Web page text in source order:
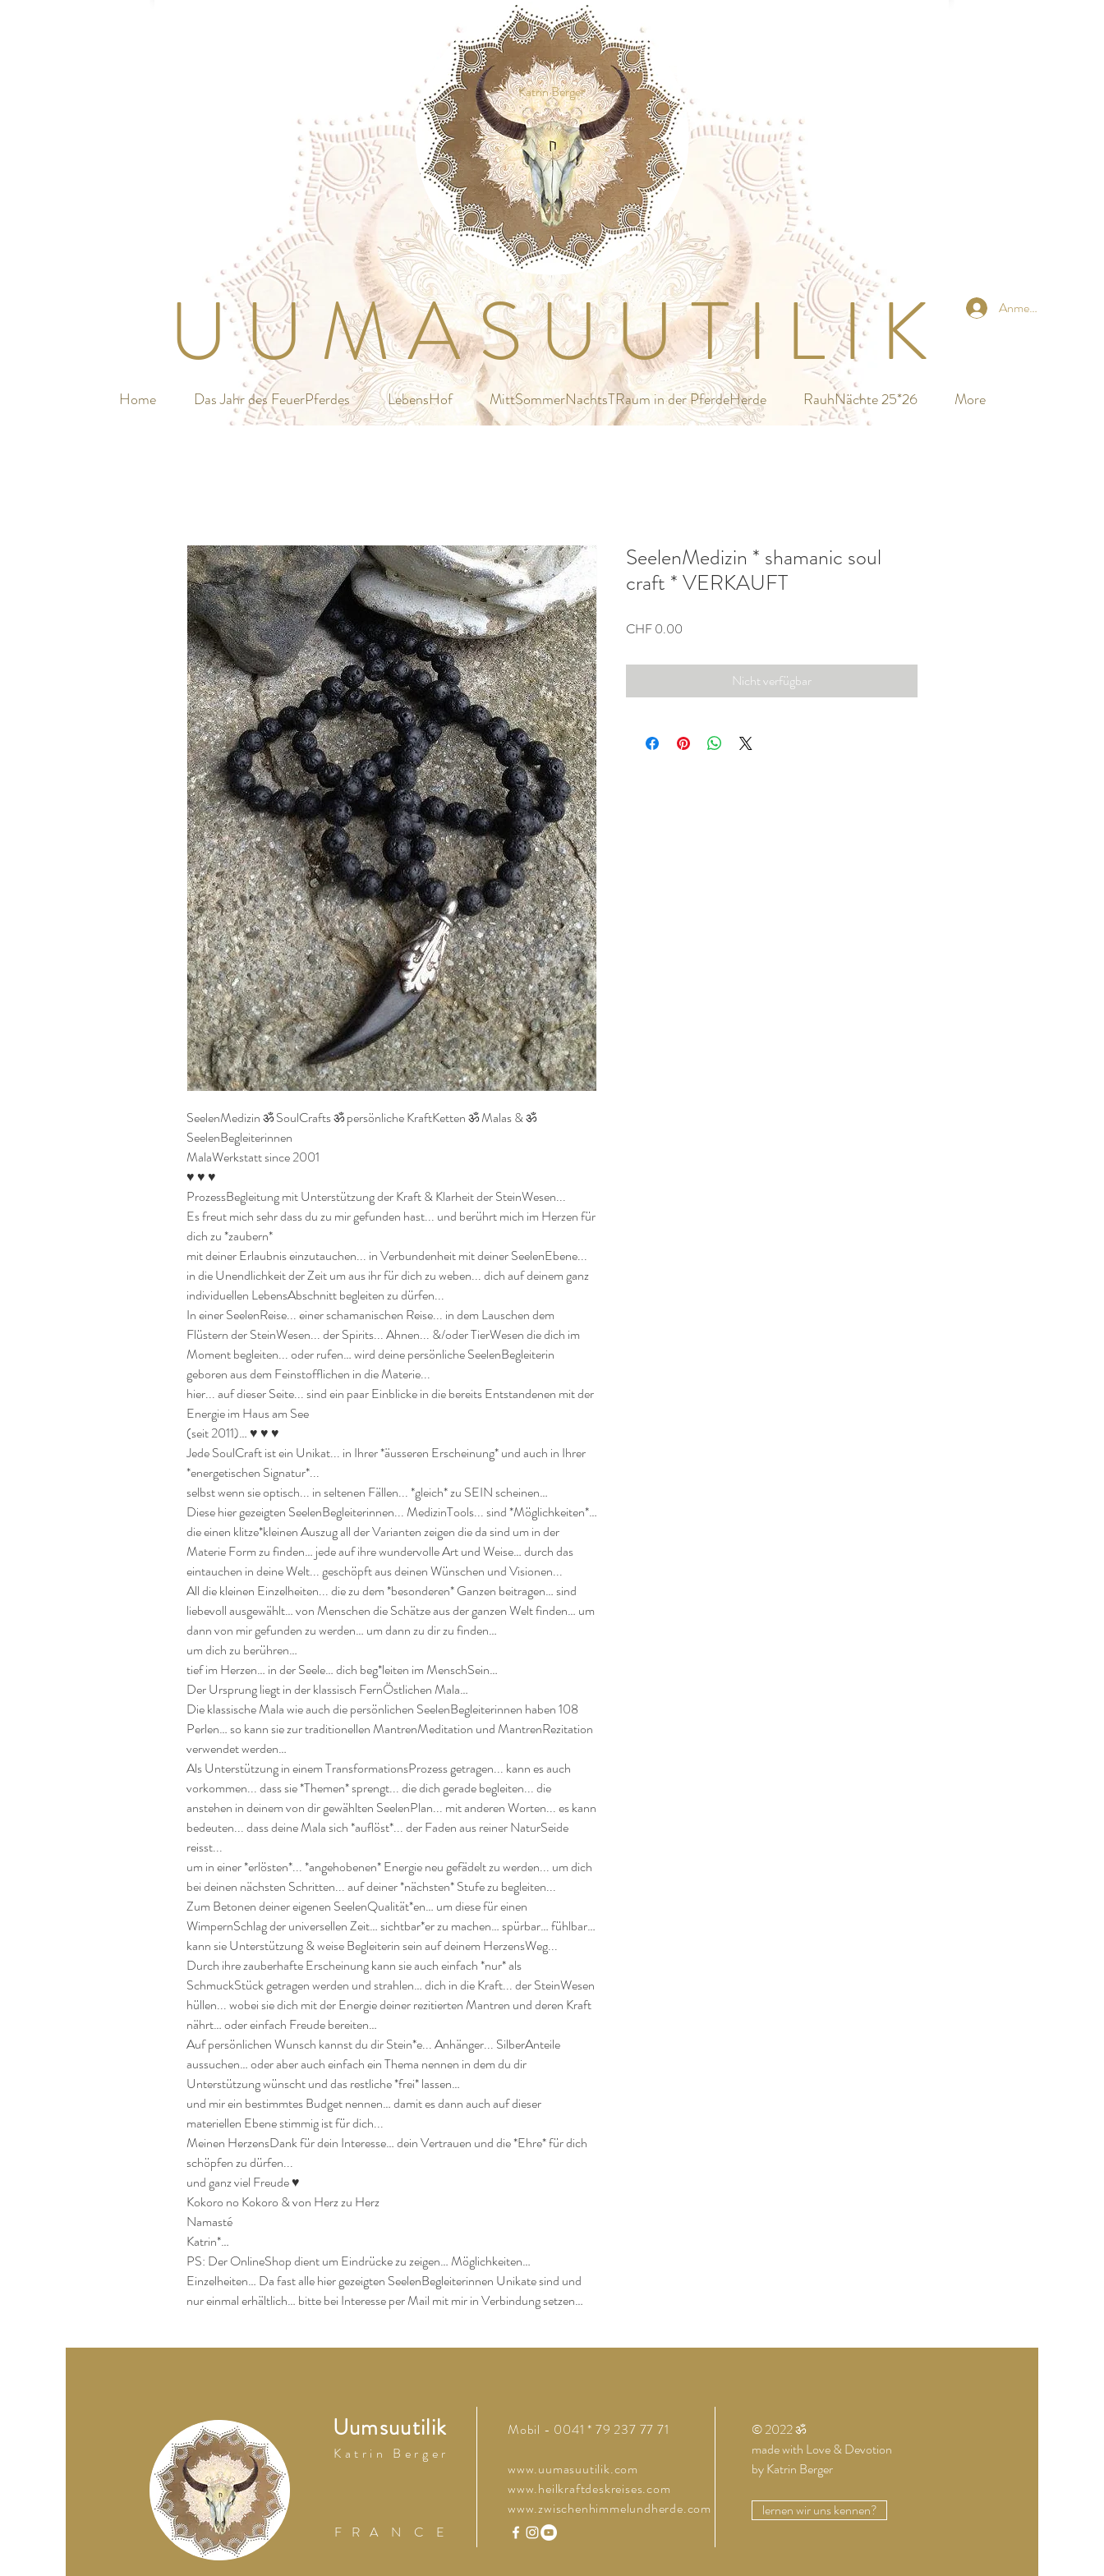
Katrin Berger
U U M A S U U T I L I K Anmelden
Home Das Jahr des FeuerPferdes LebensHof MittSommerNachtsTRaum in der PferdeHerde RauhNächte 25*26 More
SeelenMedizin ॐ SoulCrafts ॐ persönliche KraftKetten ॐ Malas & ॐ
SeelenBegleiterinnen
MalaWerkstatt since 2001
♥ ♥ ♥
ProzessBegleitung mit Unterstützung der Kraft & Klarheit der SteinWesen...
Es freut mich sehr dass du zu mir gefunden hast... und berührt mich im Herzen für
dich zu *zaubern*
mit deiner Erlaubnis einzutauchen... in Verbundenheit mit deiner SeelenEbene...
in die Unendlichkeit der Zeit um aus ihr für dich zu weben... dich auf deinem ganz
individuellen LebensAbschnitt begleiten zu dürfen...
In einer SeelenReise... einer schamanischen Reise... in dem Lauschen dem
Flüstern der SteinWesen... der Spirits... Ahnen... &/oder TierWesen die dich im
Moment begleiten... oder rufen… wird deine persönliche SeelenBegleiterin
geboren aus dem Feinstofflichen in die Materie...
hier... auf dieser Seite... sind ein paar Einblicke in die bereits Entstandenen mit der
Energie im Haus am See
(seit 2011)… ♥ ♥ ♥
Jede SoulCraft ist ein Unikat... in Ihrer *äusseren Erscheinung* und auch in Ihrer
*energetischen Signatur*...
selbst wenn sie optisch... in seltenen Fällen... *gleich* zu SEIN scheinen…
Diese hier gezeigten SeelenBegleiterinnen... MedizinTools... sind *Möglichkeiten*…
die einen klitze*kleinen Auszug all der Varianten zeigen die da sind um in der
Materie Form zu finden… jede auf ihre wundervolle Art und Weise… durch das
eintauchen in deine Welt... geschöpft aus deinen Wünschen und Visionen...
All die kleinen Einzelheiten... die zu dem *besonderen* Ganzen beitragen… sind
liebevoll ausgewählt… von Menschen die Schätze aus der ganzen Welt finden… um
dann von mir gefunden zu werden… um dann zu dir zu finden…
um dich zu berühren…
tief im Herzen… in der Seele… dich beg*leiten im MenschSein…
Der Ursprung liegt in der klassisch FernÖstlichen Mala…
Die klassische Mala wie auch die persönlichen SeelenBegleiterinnen haben 108
Perlen… so kann sie zur traditionellen MantrenMeditation und MantrenRezitation
verwendet werden…
Als Unterstützung in einem TransformationsProzess getragen... kann es auch
vorkommen... dass sie *Themen* sprengt... die dich gerade begleiten... die
anstehen in deinem von dir gewählten SeelenPlan... mit anderen Worten... es kann
bedeuten... dass deine Mala sich *auflöst*... der Faden aus reiner NaturSeide
reisst...
um in einer *erlösten*... *angehobenen* Energie neu gefädelt zu werden... um dich
bei deinen nächsten Schritten... auf deiner *nächsten* Stufe zu begleiten...
Zum Betonen deiner eigenen SeelenQualität*en… um diese für einen
WimpernSchlag der universellen Zeit… sichtbar*er zu machen… spürbar… fühlbar…
kann sie Unterstützung & weise Begleiterin sein auf deinem HerzensWeg...
Durch ihre zauberhafte Erscheinung kann sie auch einfach *nur* als
SchmuckStück getragen werden und strahlen… dich in die Kraft... der SteinWesen
hüllen... wobei sie dich mit der Energie deiner rezitierten Mantren und deren Kraft
nährt… oder einfach Freude bereiten…
Auf persönlichen Wunsch kannst du dir Stein*e... Anhänger... SilberAnteile
aussuchen… oder aber auch einfach ein Thema nennen in dem du dir
Unterstützung wünscht und das restliche *frei* lassen…
und mir ein bestimmtes Budget nennen… damit es dann auch auf dieser
materiellen Ebene stimmig ist für dich...
Meinen HerzensDank für dein Interesse… dein Vertrauen und die *Ehre* für dich
schöpfen zu dürfen...
und ganz viel Freude ♥
Kokoro no Kokoro & von Herz zu Herz
Namasté
Katrin*…
PS: Der OnlineShop dient um Eindrücke zu zeigen… Möglichkeiten…
Einzelheiten… Da fast alle hier gezeigten SeelenBegleiterinnen Unikate sind und
nur einmal erhältlich… bitte bei Interesse per Mail mit mir in Verbindung setzen…
SeelenMedizin * shamanic soul
craft * VERKAUFT
CHF 0.00
Nicht verfügbar
Uumsuutilik
K a t r i n B e r g e r
F R A N C E
Mobil - 0041 * 79 237 77 71
www.uumasuutilik.com
www.heilkraftdeskreises.com
www.zwischenhimmelundherde.com
© 2022 ॐ
made with Love & Devotion
by Katrin Berger
lernen wir uns kennen?